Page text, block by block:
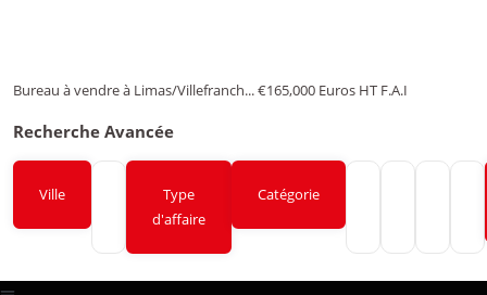
Bureau à vendre à Limas/Villefranch...€165,000 Euros HT F.A.I
Recherche Avancée
Ville
Type
d'affaire
Catégorie